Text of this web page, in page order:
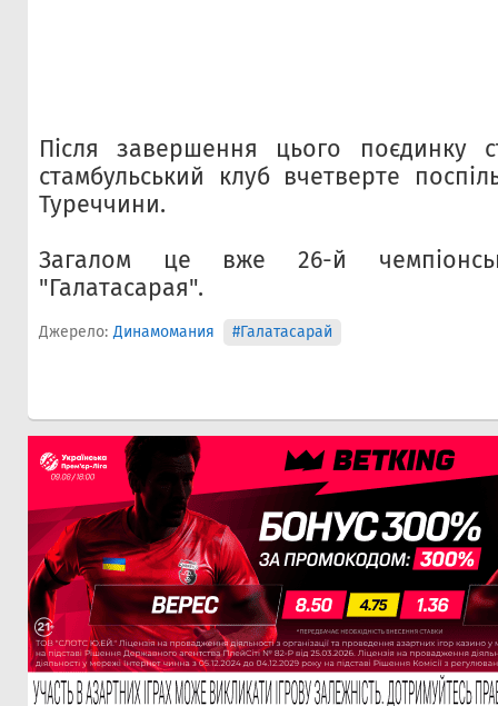
Після завершення цього поєдинку
стамбульський клуб вчетверте
Туреччини.
Загалом це вже 26-й
"Галатасарая".
Джерело: Динамомания #Галатасарай